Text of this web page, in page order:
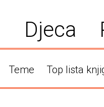
Djeca
Teme Top lista